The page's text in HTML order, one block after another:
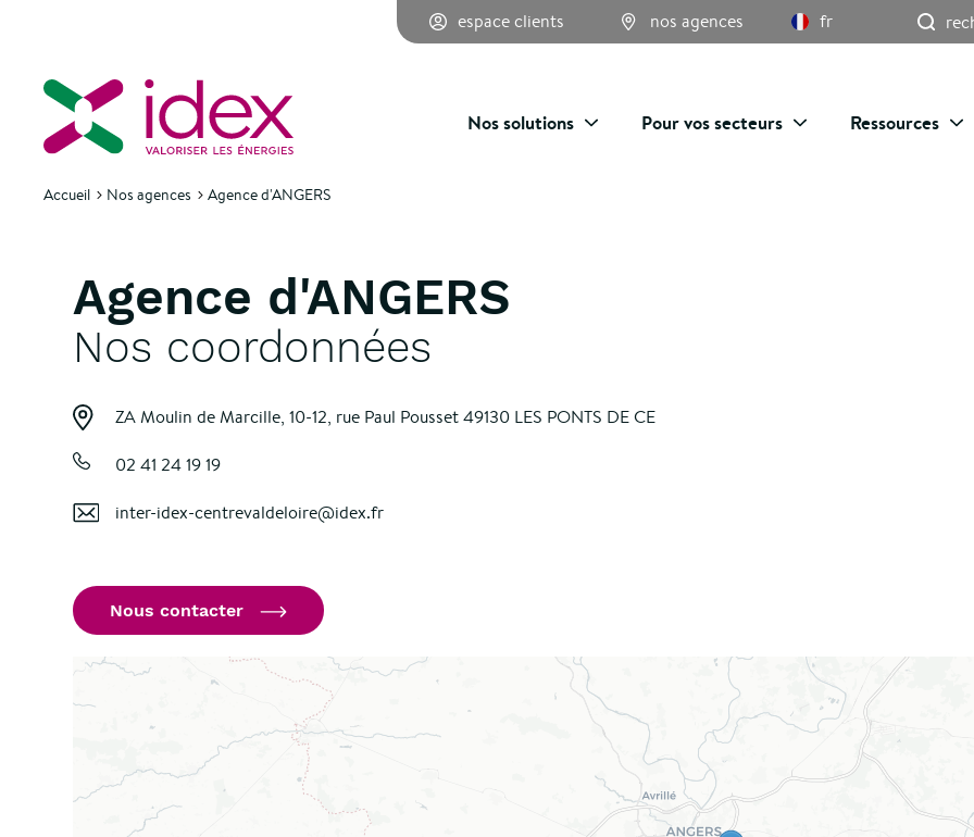
espace clients nos agences fr
Nos solutions Pour vos secteurs Ressources
Accueil Nos agences Agence d'ANGERS
Agence d'ANGERS
Nos coordonnées
ZA Moulin de Marcille, 10-12, rue Paul Pousset49130 LES PONTS DE CE
02 41 24 19 19
inter-idex-centrevaldeloire@idex.fr
Nous contacter